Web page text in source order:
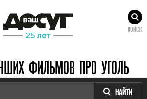
ПОИСК
ФИЛЬМОВ ПРО УГОЛЬ
НАЙТИ